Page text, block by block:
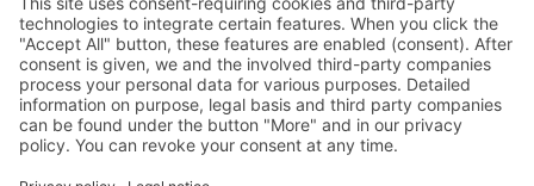
Invest Region Leipzig GmbH